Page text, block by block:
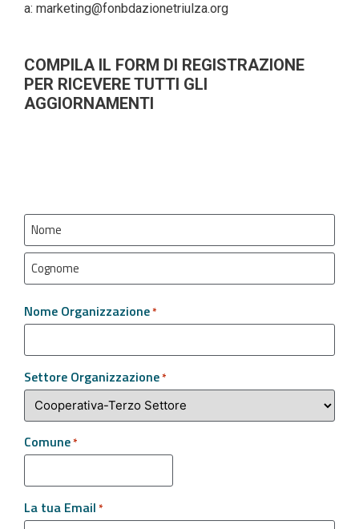
a: marketing@fonbdazionetriulza.org
COMPILA IL FORM DI REGISTRAZIONE
PER RICEVERE TUTTI GLI
AGGIORNAMENTI
Nome
e
Cognome
*
Nome Organizzazione*
Settore Organizzazione*
Comune*
La tua Email *